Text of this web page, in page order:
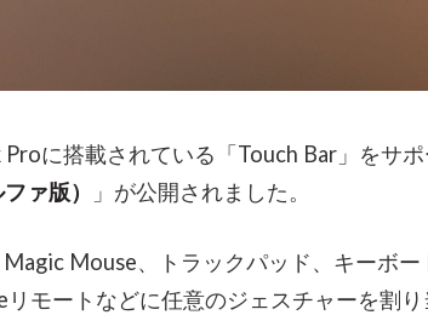
に搭載されている「Touch Bar」をサ
ァ版） 」が公開されました。
Mouse、トラックパッド、キーボー
モートなどに任意のジェスチャーを割